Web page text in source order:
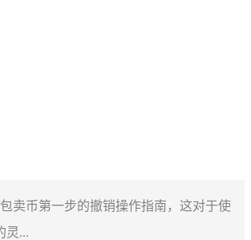
卖币第一步的撤销操作指南，这对于使
灵...